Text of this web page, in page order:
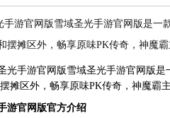
手游官网版雪域圣光手游官网版是一
摆摊区外，畅享原味PK传奇，神魔
光手游官网版雪域圣光手游官网版
摊区外，畅享原味PK传奇，神魔霸
游官网版官方介绍